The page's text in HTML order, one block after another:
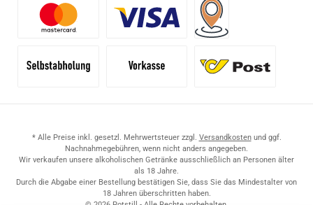
* Alle Preise inkl. gesetzl. Mehrwertsteuer zzgl. Versandkostenund ggf.
Nachnahmegebühren, wenn nicht anders angegeben.
Wir verkaufen unsere alkoholischen Getränke ausschließlich an Personen älter
als 18 Jahre.
Durch die Abgabe einer Bestellung bestätigen Sie, dass Sie das Mindestalter von
18 Jahren überschritten haben.